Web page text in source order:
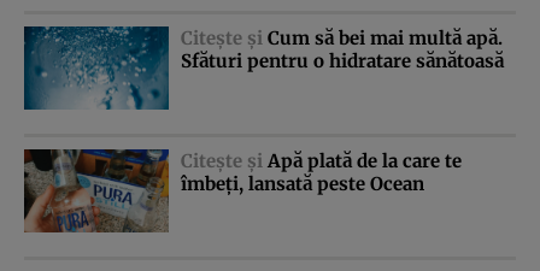
Citeşte şi Cum să bei mai multă apă.
Sfături pentru o hidratare sănătoasă
Citeşte şi Apă plată de la care te
îmbeţi, lansată peste Ocean